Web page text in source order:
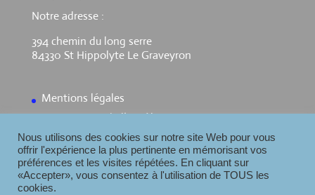
Notre adresse :
394 chemin du long serre
84330 St Hippolyte Le Graveyron
Mentions légales
Contact Gite de l’Angèle
Nous utilisons des cookies sur notre site Web pour vous
offrir l'expérience la plus pertinente en mémorisant vos
préférences et les visites répétées. En cliquant sur
«Accepter», vous consentez à l'utilisation de TOUS les
cookies.